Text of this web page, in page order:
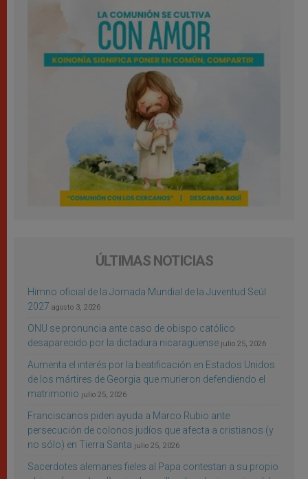
ÚLTIMAS NOTICIAS
Himno oficial de la Jornada Mundial de la Juventud Seúl
2027 agosto 3, 2026
ONU se pronuncia ante caso de obispo católico
desaparecido por la dictadura nicaragüense julio 25, 2026
Aumenta el interés por la beatificación en Estados Unidos
de los mártires de Georgia que murieron defendiendo el
matrimonio julio 25, 2026
Franciscanos piden ayuda a Marco Rubio ante
persecución de colonos judíos que afecta a cristianos (y
no sólo) en Tierra Santa julio 25, 2026
Sacerdotes alemanes fieles al Papa contestan a su propio